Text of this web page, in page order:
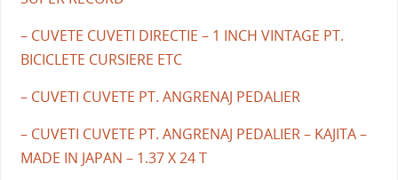
– CUVETE CUVETI DIRECTIE – 1 INCH VINTAGE PT.
BICICLETE CURSIERE ETC
– CUVETI CUVETE PT. ANGRENAJ PEDALIER
– CUVETI CUVETE PT. ANGRENAJ PEDALIER – KAJITA –
MADE IN JAPAN – 1.37 X 24 T